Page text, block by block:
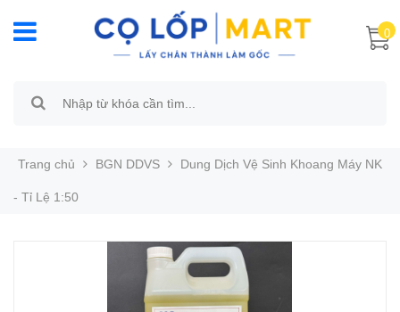
0
Trang chủ BGN DDVS Dung Dịch Vệ Sinh Khoang Máy NK
- Tỉ Lệ 1:50